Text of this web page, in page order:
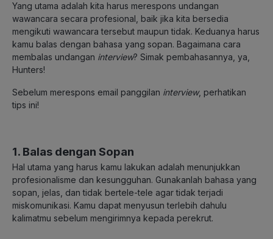
Yang utama adalah kita harus merespons undangan
wawancara secara profesional, baik jika kita bersedia
mengikuti wawancara tersebut maupun tidak. Keduanya harus
kamu balas dengan bahasa yang sopan. Bagaimana cara
membalas undangan interview? Simak pembahasannya, ya,
Hunters!
Sebelum merespons email panggilan interview, perhatikan
tips ini!
1. Balas dengan Sopan
Hal utama yang harus kamu lakukan adalah menunjukkan
profesionalisme dan kesungguhan. Gunakanlah bahasa yang
sopan, jelas, dan tidak bertele-tele agar tidak terjadi
miskomunikasi. Kamu dapat menyusun terlebih dahulu
kalimatmu sebelum mengirimnya kepada perekrut.